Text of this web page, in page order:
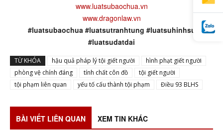
www.luatsubaochua.vn
www.dragonlaw.vn
#luatsubaochua #luatsutranhtung #luatsuhinhsu
#luatsudatdai
TỪ KHÓA hậu quả pháp lý tội giết người
hình phạt giết người
phòng vệ chính đáng
tính chất côn đồ
tội giết người
tội phạm liên quan
yếu tố cấu thành tội phạm Điều 93 BLHS
BÀI VIẾT LIÊN QUAN XEM TIN KHÁC